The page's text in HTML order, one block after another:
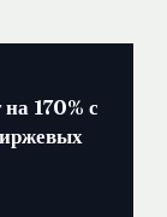
170% с